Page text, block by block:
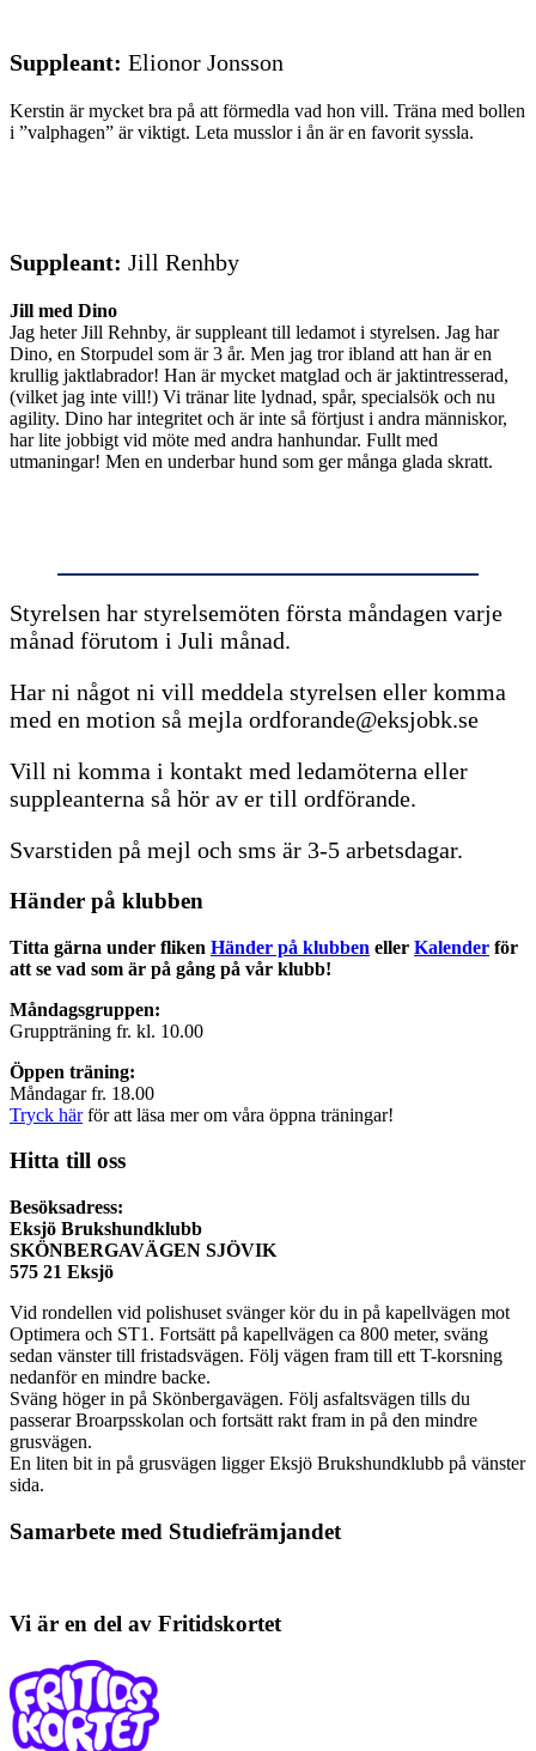
Suppleant: Elionor Jonsson
Kerstin är mycket bra på att förmedla vad hon vill. Träna med bollen
i ”valphagen” är viktigt. Leta musslor i ån är en favorit syssla.
Suppleant: Jill Renhby
Jill med Dino
Jag heter Jill Rehnby, är suppleant till ledamot i styrelsen. Jag har
Dino, en Storpudel som är 3 år. Men jag tror ibland att han är en
krullig jaktlabrador! Han är mycket matglad och är jaktintresserad,
(vilket jag inte vill!) Vi tränar lite lydnad, spår, specialsök och nu
agility. Dino har integritet och är inte så förtjust i andra människor,
har lite jobbigt vid möte med andra hanhundar. Fullt med
utmaningar! Men en underbar hund som ger många glada skratt.
Styrelsen har styrelsemöten första måndagen varje
månad förutom i Juli månad.
Har ni något ni vill meddela styrelsen eller komma
med en motion så mejla ordforande@eksjobk.se
Vill ni komma i kontakt med ledamöterna eller
suppleanterna så hör av er till ordförande.
Svarstiden på mejl och sms är 3-5 arbetsdagar.
Händer på klubben
Titta gärna under fliken Händer på klubben eller Kalender för
att se vad som är på gång på vår klubb!
Måndagsgruppen:
Gruppträning fr. kl. 10.00
Öppen träning:
Måndagar fr. 18.00
Tryck härför att läsa mer om våra öppna träningar!
Hitta till oss
Besöksadress:
Eksjö Brukshundklubb
SKÖNBERGAVÄGEN SJÖVIK
575 21 Eksjö
Vid rondellen vid polishuset svänger kör du in på kapellvägen mot
Optimera och ST1. Fortsätt på kapellvägen ca 800 meter, sväng
sedan vänster till fristadsvägen. Följ vägen fram till ett T-korsning
nedanför en mindre backe.
Sväng höger in på Skönbergavägen. Följ asfaltsvägen tills du
passerar Broarpsskolan och fortsätt rakt fram in på den mindre
grusvägen.
En liten bit in på grusvägen ligger Eksjö Brukshundklubb på vänster
sida.
Samarbete med Studiefrämjandet
Vi är en del av Fritidskortet